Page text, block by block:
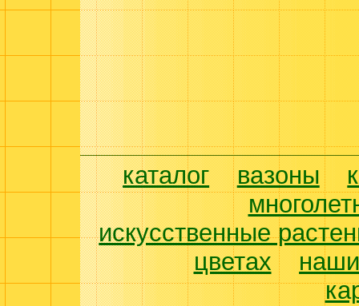
каталог вазоны
искусственные
цветах